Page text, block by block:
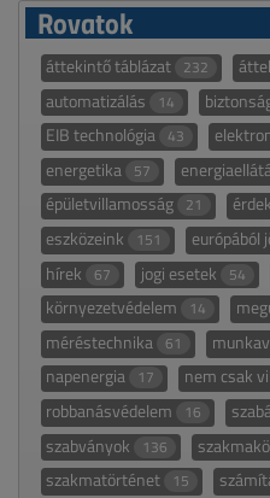
Rovatok
áttekintő táblázat 232
automatizálás 14
EIB technológia 43
energetika 57
épületvillamosság 21
eszközeink 151 európából
hírek 67 jogi esetek 54
környezetvédelem 14
méréstechnika 61
napenergia 17 nem csak
robbanásvédelem 16
szabványok 136
szakmatörténet 15